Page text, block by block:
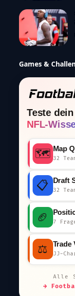
Games &
Teste dein
NFL-
🗺️ Map
📋 Draft
🏈
⚖️ Trade
Alle
→